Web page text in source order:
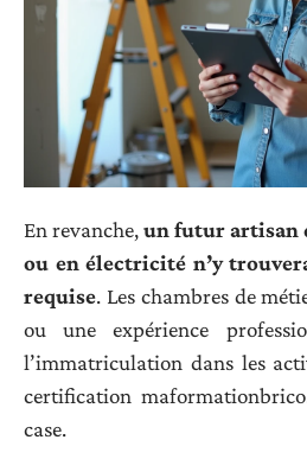
En revanche,un futur artisan
ou en électricité n’y
requise. Les chambres de
ou une expérience
l’immatriculation dans les
certification
case.